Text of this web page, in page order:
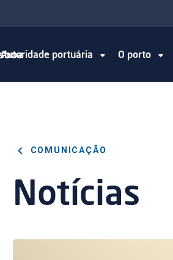
Autoridade portuária O porto
COMUNICAÇÃO
Notícias